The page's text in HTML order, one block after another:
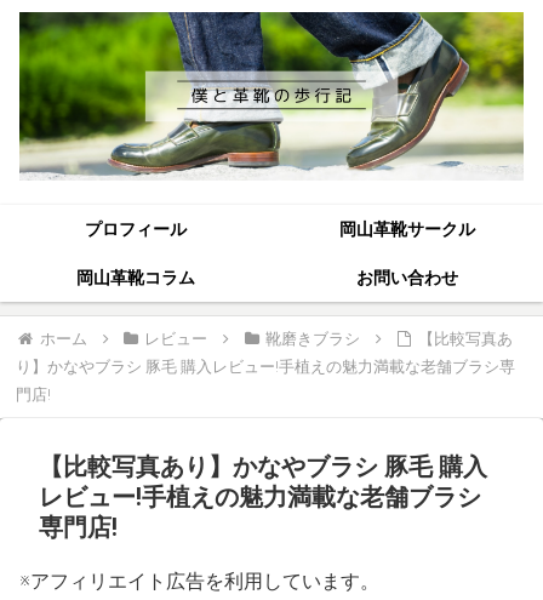
プロフィール 岡山革靴サークル
岡山革靴コラム お問い合わせ
ホーム レビュー 靴磨きブラシ
【比較写真あ
り】かなやブラシ 豚毛 購入レビュー!手植えの魅力満載な老舗ブラシ専
門店!
【比較写真あり】かなやブラシ 豚毛 購入
レビュー!手植えの魅力満載な老舗ブラシ
専門店!
※アフィリエイト広告を利用しています。